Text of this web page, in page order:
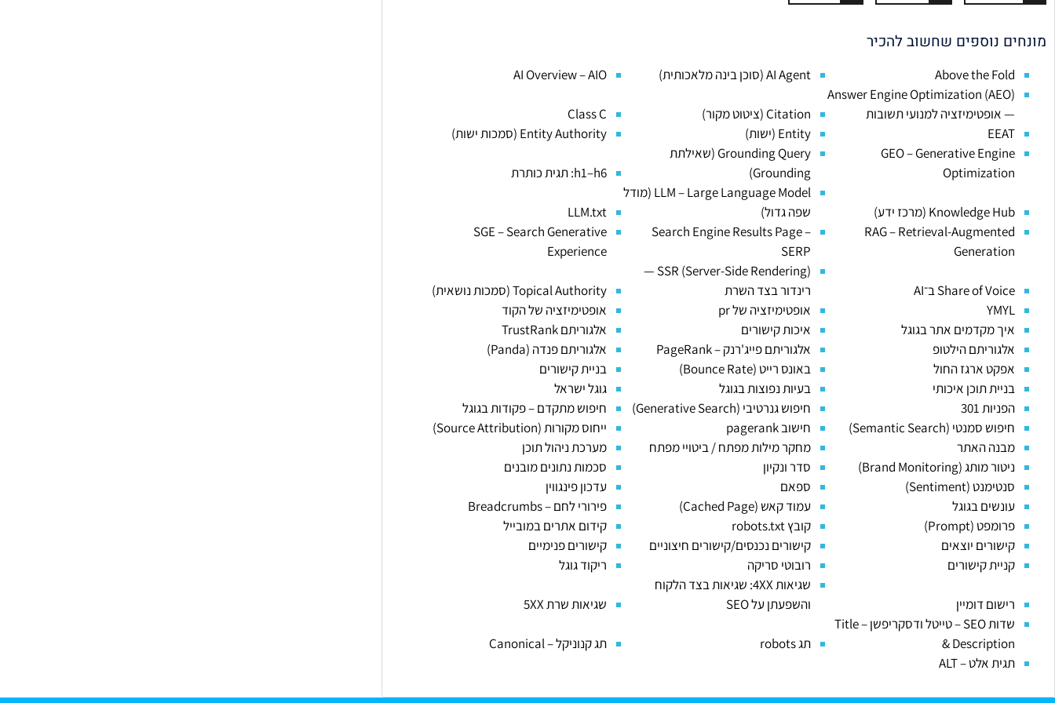
מונחים נוספים שחשוב להכיר
Above the Fold AI Agent (סוכן בינה מלאכותית)
AI Overview – AIO
Answer Engine Optimization (AEO)
— אופטימיזציה למנועי תשובות
Citation (ציטוט מקור)
Class C
EEAT
Entity (ישות)
Entity Authority (סמכות ישות)
GEO – Generative Engine
Optimization
Grounding Query (שאילתת
Grounding)
h1–h6: תגית כותרת
Knowledge Hub (מרכז ידע)
LLM – Large Language Model (מודל
שפה גדול)
LLM.txt
RAG – Retrieval-Augmented
Generation
Search Engine Results Page –
SERP
SGE – Search Generative
Experience
Share of Voice ב־AI
SSR (Server-Side Rendering) —
רינדור בצד השרת
Topical Authority (סמכות נושאית)
YMYL
אופטימיזציה של pr
אופטימיזציה של הקוד
איך מקדמים אתר בגוגל
איכות קישורים
אלגוריתם TrustRank
אלגוריתם הילטופ
אלגוריתם פייג'רנק – PageRank
אלגוריתם פנדה (Panda)
אפקט ארגז החול
באונס רייט (Bounce Rate)
בניית קישורים
בניית תוכן איכותי
בעיות נפוצות בגוגל
גוגל ישראל
הפניות 301
חיפוש גנרטיבי (Generative Search)
חיפוש מתקדם – פקודות בגוגל
חיפוש סמנטי (Semantic Search)
חישוב pagerank
ייחוס מקורות (Source Attribution)
מבנה האתר
מחקר מילות מפתח / ביטויי מפתח
מערכת ניהול תוכן
ניטור מותג (Brand Monitoring)
סדר ונקיון
סכמות נתונים מובנים
סנטימנט (Sentiment)
ספאם
עדכון פינגווין
עונשים בגוגל
עמוד קאש (Cached Page)
פירורי לחם – Breadcrumbs
פרומפט (Prompt)
קובץ robots.txt
קידום אתרים במובייל
קישורים יוצאים
קישורים נכנסים/קישורים חיצוניים
קישורים פנימיים
קניית קישורים
רובוטי סריקה ריקוד גוגל
רישום דומיין
שגיאות 4XX: שגיאות בצד הלקוח
והשפעתן על SEO
שגיאות שרת 5XX
שדות SEO – טייטל ודסקריפשן – Title
& Description
תג robots
תג קנוניקל – Canonical
תגית אלט – ALT